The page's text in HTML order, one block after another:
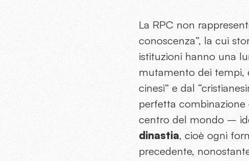
La RPC non
conoscenza”, la cui
istituzioni hanno una
mutamento dei tempi,
cinesi” e dal
perfetta
centro del mondo –
dinastia, cioè ogni
precedente,